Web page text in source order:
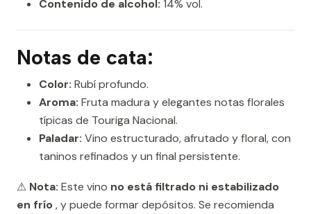
Contenido de alcohol: 14% vol.
Notas de cata:
Color: Rubí profundo.
Aroma: Fruta madura y elegantes notas florales
típicas de Touriga Nacional.
Paladar: Vino estructurado, afrutado y floral, con
taninos refinados y un final persistente.
⚠ Nota: Este vino no está filtrado ni estabilizado
en frío, y puede formar depósitos. Se recomienda